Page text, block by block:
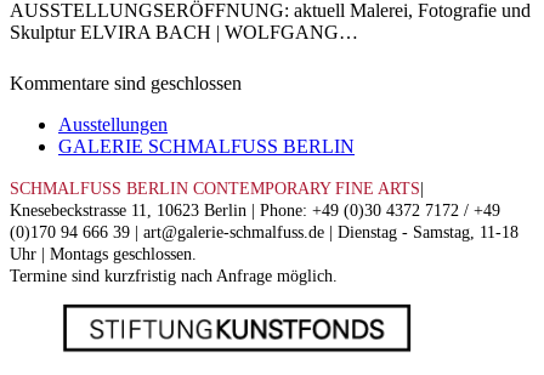
AUSSTELLUNGSERÖFFNUNG: aktuell Malerei, Fotografie und
Skulptur ELVIRA BACH | WOLFGANG…
Kommentare sind geschlossen
Ausstellungen
GALERIE SCHMALFUSS BERLIN
SCHMALFUSS BERLIN CONTEMPORARY FINE ARTS
Knesebeckstrasse 11, 10623 Berlin | Phone: +49 (0)30 4372 7172 / +49
(0)170 94 666 39 | art@galerie-schmalfuss.de | Dienstag - Samstag, 11-18
Uhr | Montags geschlossen.
Termine sind kurzfristig nach Anfrage möglich.